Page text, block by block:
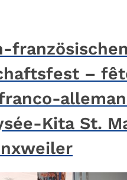
französischen
–
Kita St.